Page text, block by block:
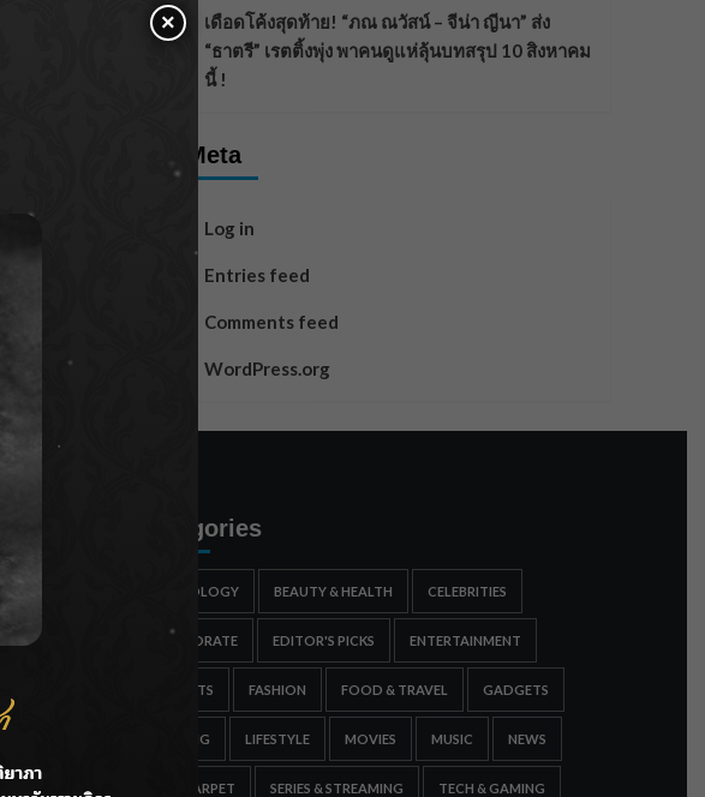
เดือดโค้งสุดท้าย! “ภณ ณวัสน์ – จีน่า ญีนา” ส่ง
“ธาตรี” เรตติ้งพุ่ง พาคนดูแห่ลุ้นบทสรุป 10 สิงหาคม
นี้ !
Meta
Log in
Entries feed
Comments feed
WordPress.org
การประตู
กะพง–ห้วย
Categories
ASTROLOGY BEAUTY & HEALTH CELEBRITIES
CORPORATE EDITOR'S PICKS ENTERTAINMENT
ESPORTS FASHION FOOD & TRAVEL GADGETS
GAMING LIFESTYLE MOVIES MUSIC NEWS
RED CARPET SERIES & STREAMING TECH & GAMING
×